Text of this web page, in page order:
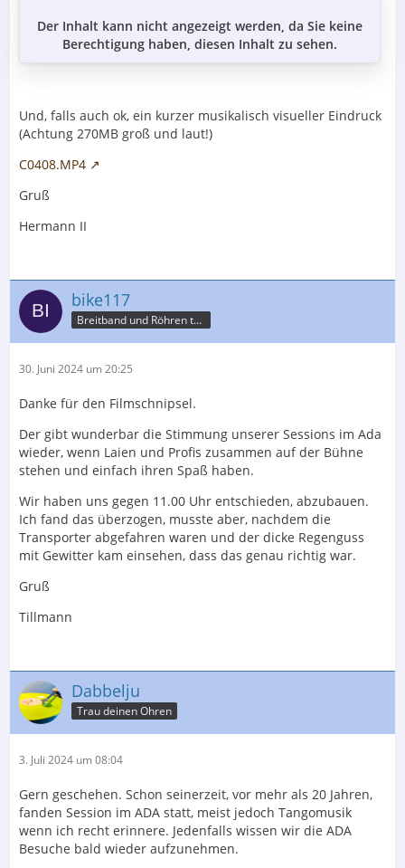
Der Inhalt kann nicht angezeigt werden, da Sie keine
Berechtigung haben, diesen Inhalt zu sehen.
Und, falls auch ok, ein kurzer musikalisch visueller Eindruck
(Achtung 270MB groß und laut!)
C0408.MP4
Gruß
Hermann II
bike117
Breitband und Röhren tun mich betören
30. Juni 2024 um 20:25
Danke für den Filmschnipsel.
Der gibt wunderbar die Stimmung unserer Sessions im Ada
wieder, wenn Laien und Profis zusammen auf der Bühne
stehen und einfach ihren Spaß haben.
Wir haben uns gegen 11.00 Uhr entschieden, abzubauen.
Ich fand das überzogen, musste aber, nachdem die
Transporter abgefahren waren und der dicke Regenguss
mit Gewitter kam einsehen, dass das genau richtig war.
Gruß
Tillmann
Dabbelju
Trau deinen Ohren
3. Juli 2024 um 08:04
Gern geschehen. Schon seinerzeit, vor mehr als 20 Jahren,
fanden Session im ADA statt, meist jedoch Tangomusik
wenn ich recht erinnere. Jedenfalls wissen wir die ADA
Besuche bald wieder aufzunehmen.